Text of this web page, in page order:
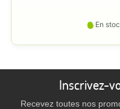
En
Inscrivez-
Recevez toutes nos